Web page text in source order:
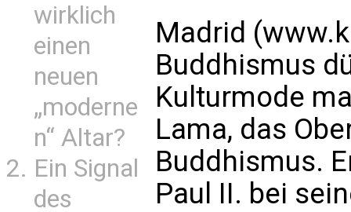
wirklich
einen
neuen
„moderne
n“ Altar?
Ein Signal
des
Madrid
Buddhismus
Kulturmode
Lama, das
Buddhismus.
Paul II. bei